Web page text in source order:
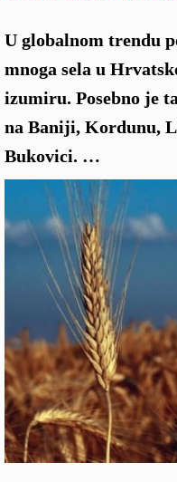
U globalnom trendu
mnoga sela u
izumiru. Posebno je
na Baniji, Kordunu,
Bukovici. …